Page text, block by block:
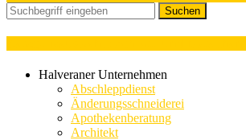
Halveraner Unternehmen
Abschleppdienst
Änderungsschneiderei
Apothekenberatung
Architekt